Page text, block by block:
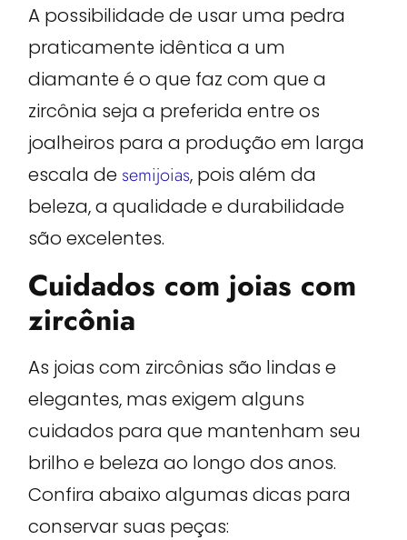
A possibilidade de usar uma pedra
praticamente idêntica a um
diamante é o que faz com que a
zircônia seja a preferida entre os
joalheiros para a produção em larga
escala de semijoias, pois além da
beleza, a qualidade e durabilidade
são excelentes.
Cuidados com joias com
zircônia
As joias com zircônias são lindas e
elegantes, mas exigem alguns
cuidados para que mantenham seu
brilho e beleza ao longo dos anos.
Confira abaixo algumas dicas para
conservar suas peças: